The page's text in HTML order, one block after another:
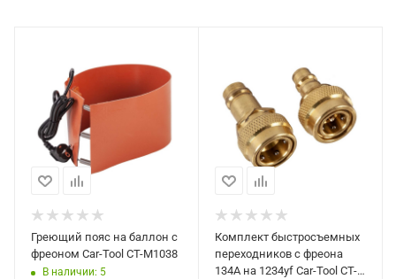
Греющий пояс на баллон с
фреоном Car-Tool CT-M1038
В наличии: 5
Комплект быстросъемных
переходников с фреона
134A на 1234yf Car-Tool CT-